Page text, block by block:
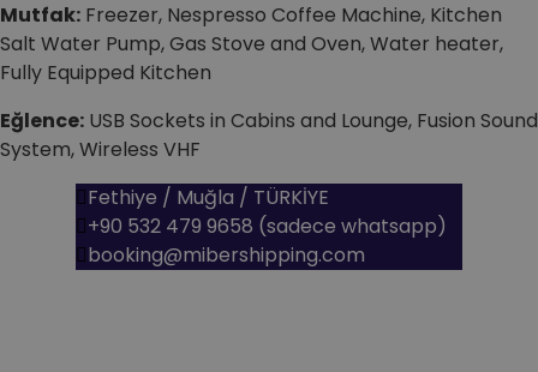
Mutfak: Freezer, Nespresso Coffee Machine, Kitchen
Salt Water Pump, Gas Stove and Oven, Water heater,
Fully Equipped Kitchen
Eğlence: USB Sockets in Cabins and Lounge, Fusion Sound
System, Wireless VHF
Fethiye / Muğla / TÜRKİYE
+90 532 479 9658 (sadece whatsapp)
booking@mibershipping.com